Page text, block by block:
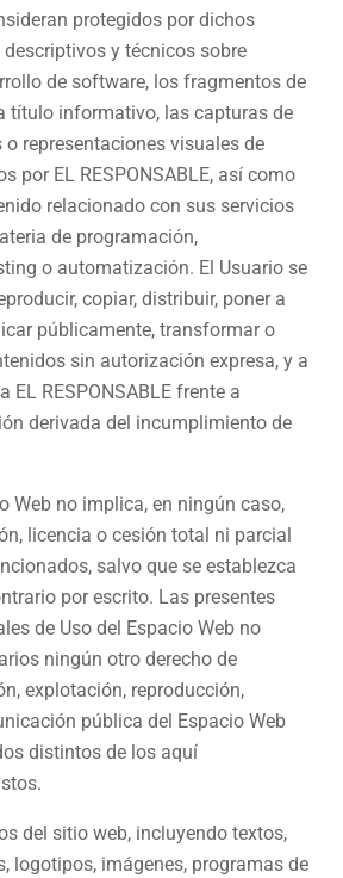
protegidos por dichos
y técnicos sobre
de software, los fragmentos de
título informativo, las capturas de
representaciones visuales de
por EL RESPONSABLE, así como
relacionado con sus servicios
de programación,
o automatización. El Usuario se
copiar, distribuir, poner a
públicamente, transformar o
sin autorización expresa, y a
EL RESPONSABLE frente a
derivada del incumplimiento de
Web no implica, en ningún caso,
licencia o cesión total ni parcial
salvo que se establezca
por escrito. Las presentes
de Uso del Espacio Web no
ningún otro derecho de
explotación, reproducción,
pública del Espacio Web
distintos de los aquí
del sitio web, incluyendo textos,
logotipos, imágenes, programas de